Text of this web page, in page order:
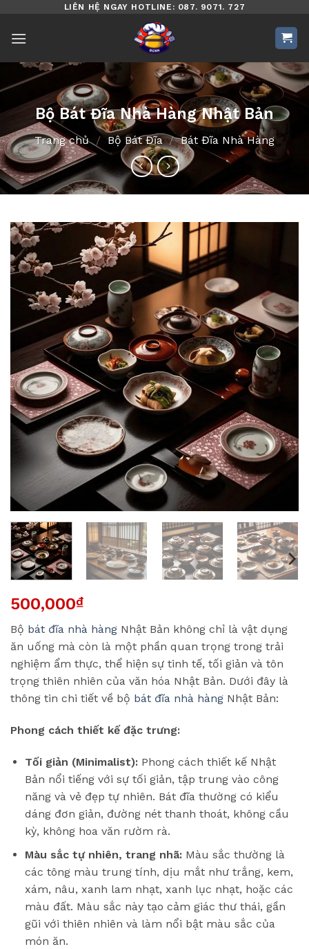
nội
dung
LIÊN HỆ NGAY HOTLINE: 087. 9071. 727
Bộ Bát Đĩa Nhà Hàng Nhật Bản
Trang chủ / Bộ Bát Đĩa / Bát Đĩa Nhà Hàng
500,000₫
Bộ bát đĩa nhà hàng Nhật Bản không chỉ là vật dụng
ăn uống mà còn là một phần quan trọng trong trải
nghiệm ẩm thực, thể hiện sự tinh tế, tối giản và tôn
trọng thiên nhiên của văn hóa Nhật Bản. Dưới đây là
thông tin chi tiết về bộ bát đĩa nhà hàng Nhật Bản:
Phong cách thiết kế đặc trưng:
Tối giản (Minimalist):Phong cách thiết kế Nhật
Bản nổi tiếng với sự tối giản, tập trung vào công
năng và vẻ đẹp tự nhiên. Bát đĩa thường có kiểu
dáng đơn giản, đường nét thanh thoát, không cầu
kỳ, không hoa văn rườm rà.
Màu sắc tự nhiên, trang nhã:Màu sắc thường là
các tông màu trung tính, dịu mắt như trắng, kem,
xám, nâu, xanh lam nhạt, xanh lục nhạt, hoặc các
màu đất. Màu sắc này tạo cảm giác thư thái, gần
gũi với thiên nhiên và làm nổi bật màu sắc của
món ăn.